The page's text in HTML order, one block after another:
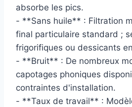
absorbe les pics.
- **Sans huile** : Filtration
final particulaire standard ;
frigorifiques ou dessicants
- **Bruit** : De nombreux
capotages phoniques
contraintes d'installation.
- **Taux de travail** :